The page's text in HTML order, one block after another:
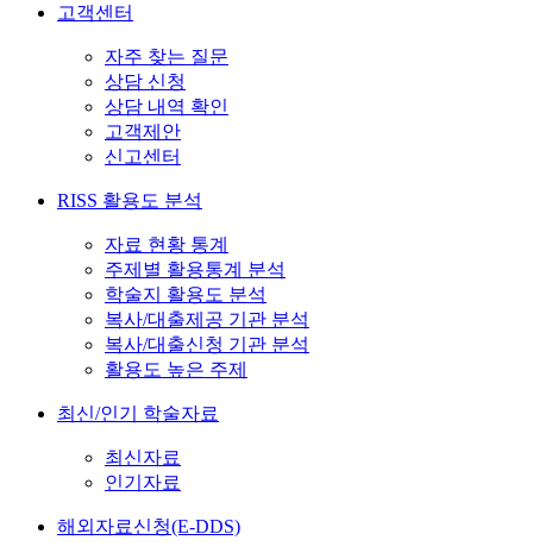
고객센터
자주 찾는 질문
상담 신청
상담 내역 확인
고객제안
신고센터
RISS 활용도 분석
자료 현황 통계
주제별 활용통계 분석
학술지 활용도 분석
복사/대출제공 기관 분석
복사/대출신청 기관 분석
활용도 높은 주제
최신/인기 학술자료
최신자료
인기자료
해외자료신청(E-DDS)